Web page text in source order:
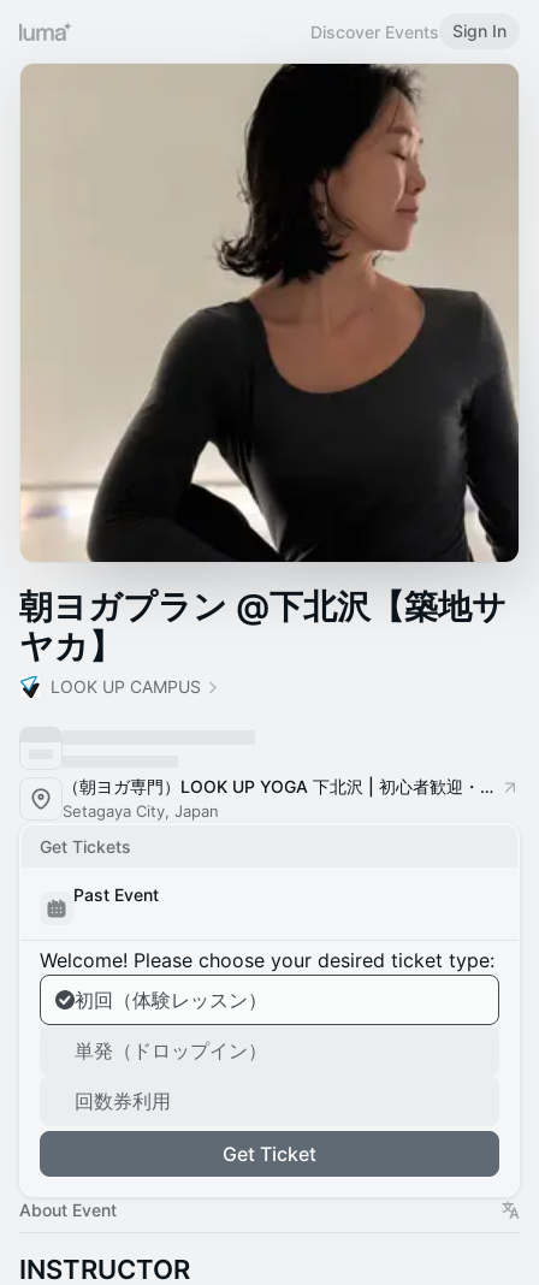
Discover Events Sign In
朝ヨガプラン @下北沢【築地サ
ヤカ】
LOOK UP CAMPUS
（朝ヨガ専門）LOOK UP YOGA 下北沢 | 初心者歓迎・少人数制のヨガスクール
Setagaya City, Japan
Get Tickets
Past Event
Welcome! Please choose your desired ticket type:
初回（体験レッスン）
単発（ドロップイン）
回数券利用
Get Ticket
About Event
INSTRUCTOR